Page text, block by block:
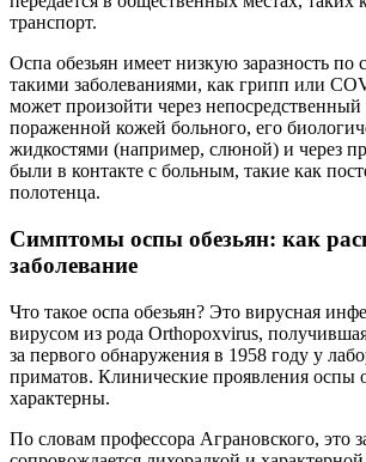
транспорт.
Оспа обезьян имеет низкую заразность по
такими заболеваниями, как грипп или
может произойти через непосредственный
пораженной кожей больного, его
жидкостями (например, слюной) и через
были в контакте с больным, такие как
полотенца.
Симптомы оспы обезьян: как
заболевание
Что такое оспа обезьян? Это вирусная
вирусом из рода Orthopoxvirus,
за первого обнаружения в 1958 году у
приматов. Клинические проявления оспы
характерны.
По словам профессора Аграновского, это